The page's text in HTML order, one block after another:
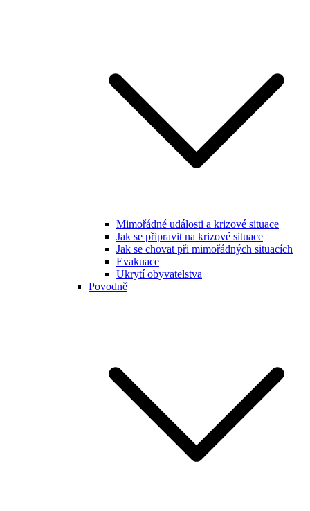
Mimořádné události a krizové situace
Jak se připravit na krizové situace
Jak se chovat při mimořádných situacích
Evakuace
Ukrytí obyvatelstva
Povodně